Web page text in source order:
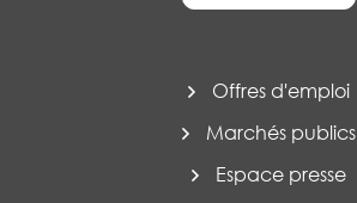
Offres d'emploi
Marchés publics
Espace presse